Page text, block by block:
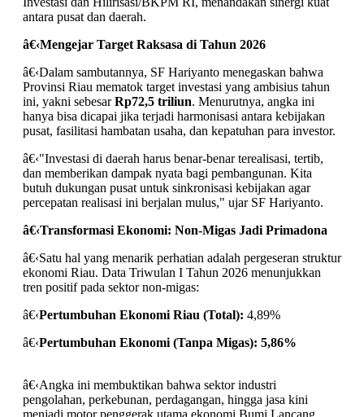
antara pusat dan daerah.
â€‹Mengejar Target Raksasa di Tahun 2026
â€‹Dalam sambutannya, SF Hariyanto menegaskan bahwa
Provinsi Riau mematok target investasi yang ambisius tahun
ini, yakni sebesarRp72,5 triliun. Menurutnya, angka ini
hanya bisa dicapai jika terjadi harmonisasi antara kebijakan
pusat, fasilitasi hambatan usaha, dan kepatuhan para investor.
â€‹"Investasi di daerah harus benar-benar terealisasi, tertib,
dan memberikan dampak nyata bagi pembangunan. Kita
butuh dukungan pusat untuk sinkronisasi kebijakan agar
percepatan realisasi ini berjalan mulus," ujar SF Hariyanto.
â€‹Transformasi Ekonomi: Non-Migas Jadi Primadona
â€‹Satu hal yang menarik perhatian adalah pergeseran struktur
ekonomi Riau. Data Triwulan I Tahun 2026 menunjukkan
tren positif pada sektor non-migas:
â€‹Pertumbuhan Ekonomi Riau (Total): 4,89%
â€‹Pertumbuhan Ekonomi (Tanpa Migas): 5,86%
â€‹Angka ini membuktikan bahwa sektor industri
pengolahan, perkebunan, perdagangan, hingga jasa kini
menjadi motor penggerak utama ekonomi Bumi Lancang